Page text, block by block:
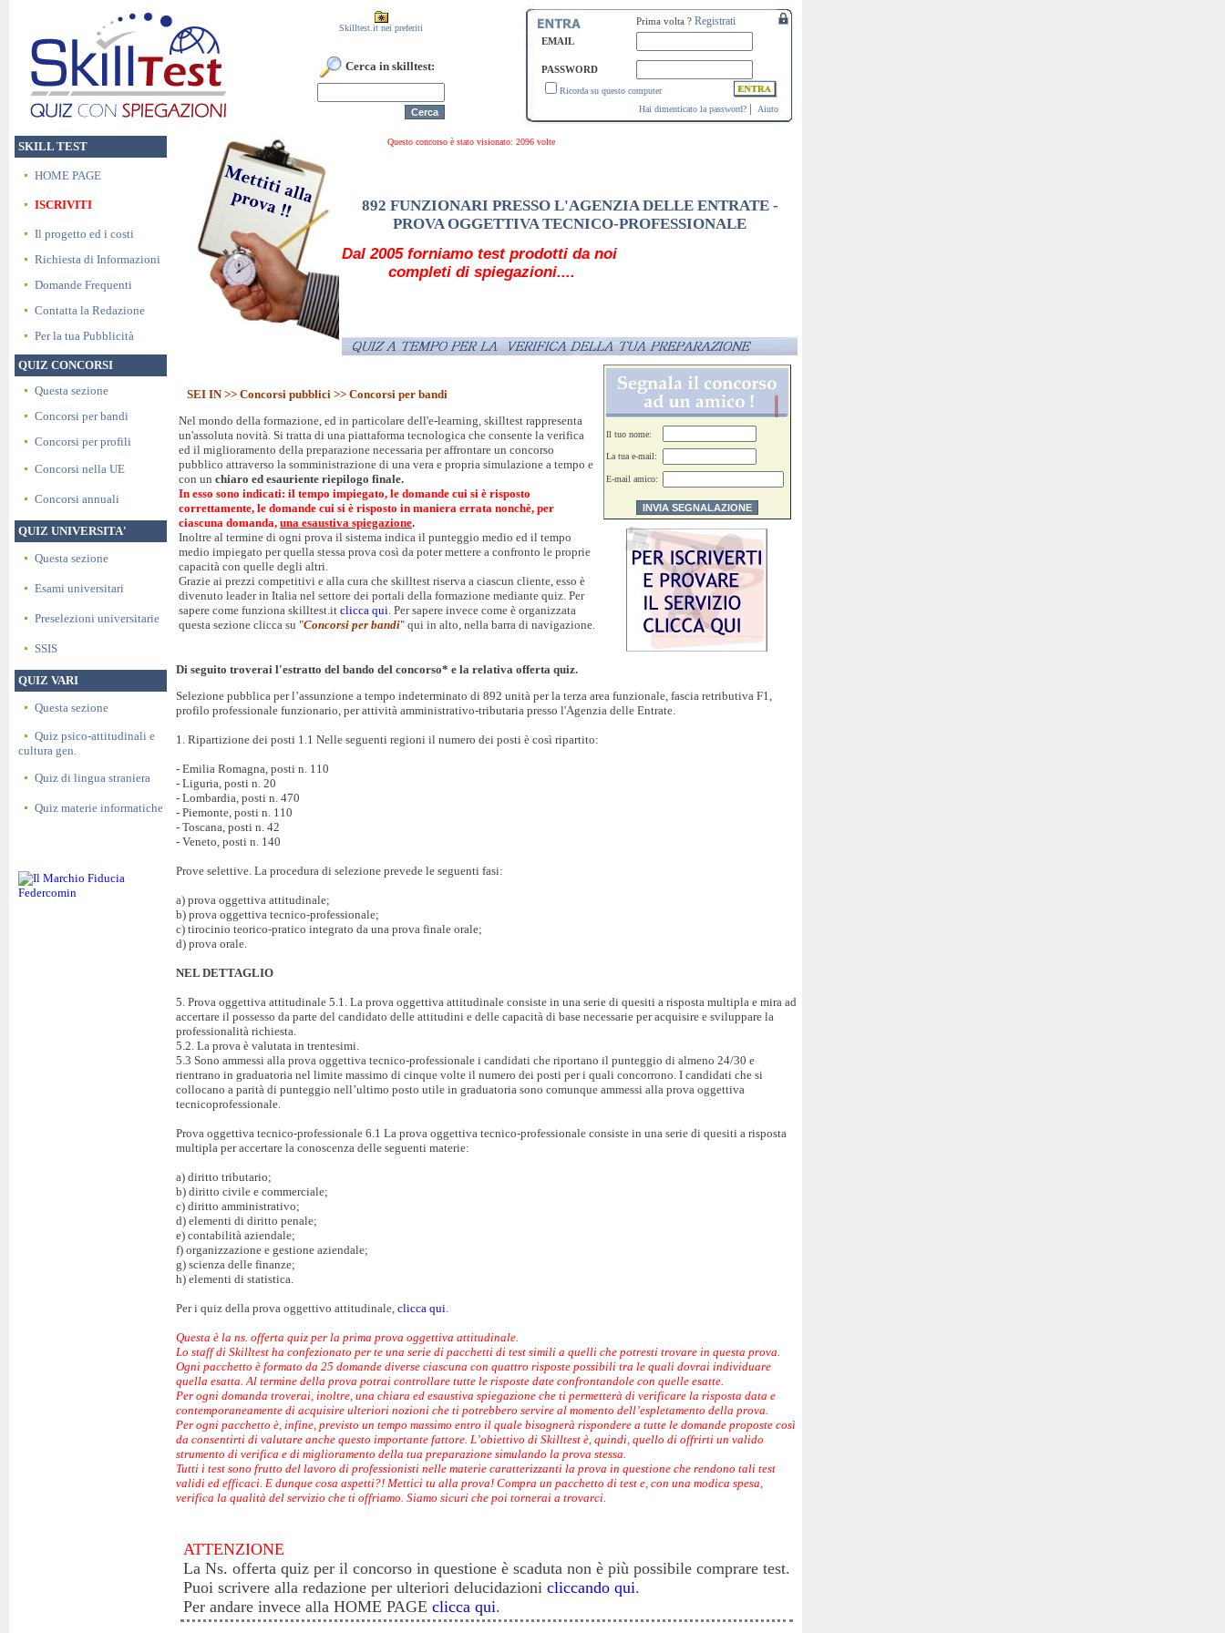
Skilltest.it nei preferiti
Cerca in skilltest:
Prima volta ? Registrati
EMAIL
PASSWORD
Ricorda su questo computer
Hai dimenticato la password?| Aiuto
SKILL TEST
HOME PAGE
ISCRIVITI
Il progetto ed i costi
Richiesta di Informazioni
Domande Frequenti
Contatta la Redazione
Per la tua Pubblicità
QUIZ CONCORSI
Questa sezione
Concorsi per bandi
Concorsi per profili
Concorsi nella UE
Concorsi annuali
QUIZ UNIVERSITA'
Questa sezione
Esami universitari
Preselezioni universitarie
SSIS
QUIZ VARI
Questa sezione
Quiz psico-attitudinali e
cultura gen.
Quiz di lingua straniera
Quiz materie informatiche
Questo concorso è stato visionato: 2096 volte
892 FUNZIONARI PRESSO L'AGENZIA DELLE ENTRATE -
PROVA OGGETTIVA TECNICO-PROFESSIONALE
Dal 2005 forniamo test prodotti da noi
completi di spiegazioni....
SEI IN >> Concorsi pubblici >> Concorsi per bandi
Nel mondo della formazione, ed in particolare dell'e-learning, skilltest rappresenta
un'assoluta novità. Si tratta di una piattaforma tecnologica che consente la verifica
ed il miglioramento della preparazione necessaria per affrontare un concorso
pubblico attraverso la somministrazione di una vera e propria simulazione a tempo e
con un chiaro ed esauriente riepilogo finale.
In esso sono indicati: il tempo impiegato, le domande cui si è risposto
correttamente, le domande cui si è risposto in maniera errata nonchè, per
ciascuna domanda, una esaustiva spiegazione.
Inoltre al termine di ogni prova il sistema indica il punteggio medio ed il tempo
medio impiegato per quella stessa prova così da poter mettere a confronto le proprie
capacità con quelle degli altri.
Grazie ai prezzi competitivi e alla cura che skilltest riserva a ciascun cliente, esso è
divenuto leader in Italia nel settore dei portali della formazione mediante quiz. Per
sapere come funziona skilltest.it clicca qui. Per sapere invece come è organizzata
questa sezione clicca su "Concorsi per bandi" qui in alto, nella barra di navigazione.
Il tuo nome:
La tua e-mail:
E-mail amico:
Di seguito troverai l'estratto del bando del concorso* e la relativa offerta quiz.
Selezione pubblica per l’assunzione a tempo indeterminato di 892 unità per la terza area funzionale, fascia retributiva F1,
profilo professionale funzionario, per attività amministrativo-tributaria presso l'Agenzia delle Entrate.
1. Ripartizione dei posti 1.1 Nelle seguenti regioni il numero dei posti è così ripartito:
- Emilia Romagna, posti n. 110
- Liguria, posti n. 20
- Lombardia, posti n. 470
- Piemonte, posti n. 110
- Toscana, posti n. 42
- Veneto, posti n. 140
Prove selettive. La procedura di selezione prevede le seguenti fasi:
a) prova oggettiva attitudinale;
b) prova oggettiva tecnico-professionale;
c) tirocinio teorico-pratico integrato da una prova finale orale;
d) prova orale.
NEL DETTAGLIO
5. Prova oggettiva attitudinale 5.1. La prova oggettiva attitudinale consiste in una serie di quesiti a risposta multipla e mira ad
accertare il possesso da parte del candidato delle attitudini e delle capacità di base necessarie per acquisire e sviluppare la
professionalità richiesta.
5.2. La prova è valutata in trentesimi.
5.3 Sono ammessi alla prova oggettiva tecnico-professionale i candidati che riportano il punteggio di almeno 24/30 e
rientrano in graduatoria nel limite massimo di cinque volte il numero dei posti per i quali concorrono. I candidati che si
collocano a parità di punteggio nell’ultimo posto utile in graduatoria sono comunque ammessi alla prova oggettiva
tecnicoprofessionale.
Prova oggettiva tecnico-professionale 6.1 La prova oggettiva tecnico-professionale consiste in una serie di quesiti a risposta
multipla per accertare la conoscenza delle seguenti materie:
a) diritto tributario;
b) diritto civile e commerciale;
c) diritto amministrativo;
d) elementi di diritto penale;
e) contabilità aziendale;
f) organizzazione e gestione aziendale;
g) scienza delle finanze;
h) elementi di statistica.
Per i quiz della prova oggettivo attitudinale, clicca qui.
Questa è la ns. offerta quiz per la prima prova oggettiva attitudinale.
Lo staff di Skilltest ha confezionato per te una serie di pacchetti di test simili a quelli che potresti trovare in questa prova.
Ogni pacchetto è formato da 25 domande diverse ciascuna con quattro risposte possibili tra le quali dovrai individuare
quella esatta. Al termine della prova potrai controllare tutte le risposte date confrontandole con quelle esatte.
Per ogni domanda troverai, inoltre, una chiara ed esaustiva spiegazione che ti permetterà di verificare la risposta data e
contemporaneamente di acquisire ulteriori nozioni che ti potrebbero servire al momento dell’espletamento della prova.
Per ogni pacchetto è, infine, previsto un tempo massimo entro il quale bisognerà rispondere a tutte le domande proposte così
da consentirti di valutare anche questo importante fattore. L’obiettivo di Skilltest è, quindi, quello di offrirti un valido
strumento di verifica e di miglioramento della tua preparazione simulando la prova stessa.
Tutti i test sono frutto del lavoro di professionisti nelle materie caratterizzanti la prova in questione che rendono tali test
validi ed efficaci. E dunque cosa aspetti?! Mettici tu alla prova! Compra un pacchetto di test e, con una modica spesa,
verifica la qualità del servizio che ti offriamo. Siamo sicuri che poi tornerai a trovarci.
ATTENZIONE
La Ns. offerta quiz per il concorso in questione è scaduta non è più possibile comprare test.
Puoi scrivere alla redazione per ulteriori delucidazioni cliccando qui.
Per andare invece alla HOME PAGE clicca qui.